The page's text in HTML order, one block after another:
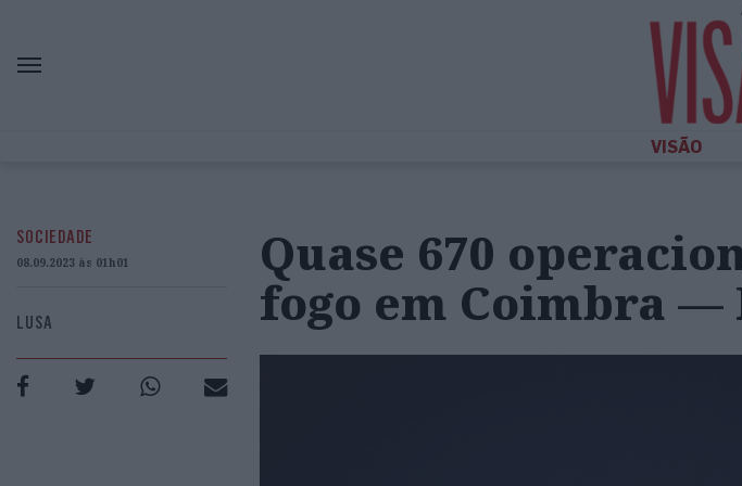
VISÃO
SOCIEDADE
08.09.2023 às 01h01
LUSA
Quase 670
fogo em Coimbra —